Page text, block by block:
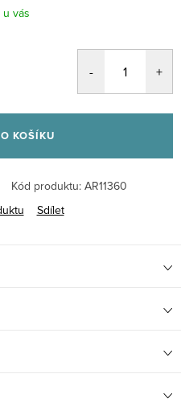
KOŠÍKU
Kód produktu: AR11360
Sdílet